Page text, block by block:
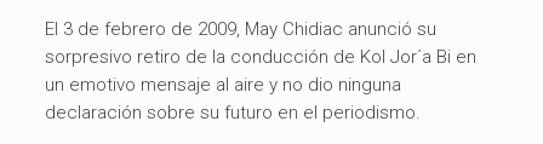
El 3 de febrero de 2009, May Chidiac anunció su
sorpresivo retiro de la conducción de Kol Jor´a Bi en
un emotivo mensaje al aire y no dio ninguna
declaración sobre su futuro en el periodismo.